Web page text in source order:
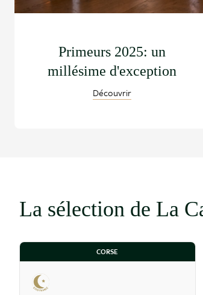
Primeurs 2025: un
millésime d'exception
Découvrir
La sélection de La
CORSE